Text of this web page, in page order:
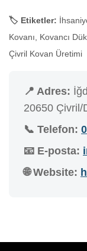
🏷️ Etiketler:
Kovanı, Kovancı
Çivril Kovan Üretimi
📍 Adres:
20650 Çivril/
📞 Telefon:
📧 E-posta:
🌐 Website: